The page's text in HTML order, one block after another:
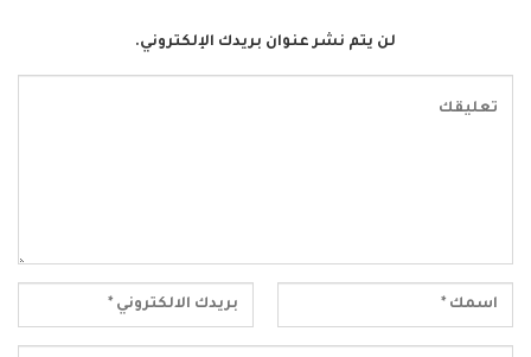
لن يتم نشر عنوان بريدك الإلكتروني.